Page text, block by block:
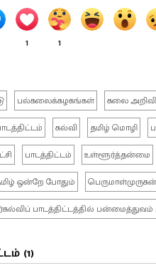
1 1
பல்கலைக்கழகங்கள்
கலை
கல்வி தமிழ் மொழி
பாடத்திட்டம் உள்ளூர்த்தன்மை
ஒன்றே போதும்
பாடத்திட்டத்தில் பன்மைத்துவம்
(1)